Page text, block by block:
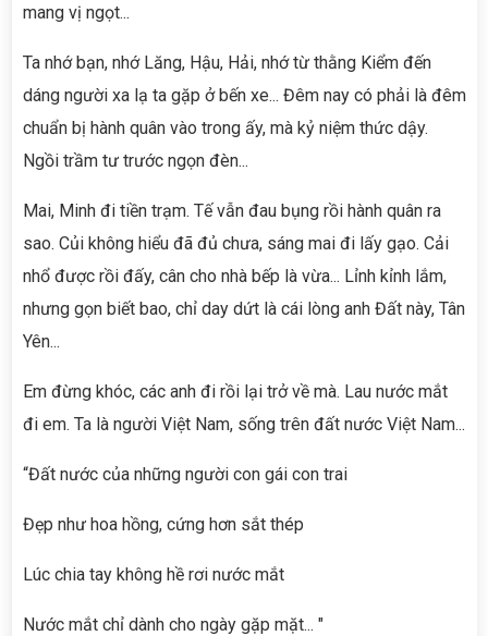
mang vị ngọt...
Ta nhớ bạn, nhớ Lăng, Hậu, Hải, nhớ từ thằng Kiểm đến
dáng người xa lạ ta gặp ở bến xe... Đêm nay có phải là đêm
chuẩn bị hành quân vào trong ấy, mà kỷ niệm thức dậy.
Ngồi trầm tư trước ngọn đèn...
Mai, Minh đi tiền trạm. Tế vẫn đau bụng rồi hành quân ra
sao. Củi không hiểu đã đủ chưa, sáng mai đi lấy gạo. Cải
nhổ được rồi đấy, cân cho nhà bếp là vừa... Lỉnh kỉnh lắm,
nhưng gọn biết bao, chỉ day dứt là cái lòng anh Đất này, Tân
Yên...
Em đừng khóc, các anh đi rồi lại trở về mà. Lau nước mắt
đi em. Ta là người Việt Nam, sống trên đất nước Việt Nam...
“Đất nước của những người con gái con trai
Đẹp như hoa hồng, cứng hơn sắt thép
Lúc chia tay không hề rơi nước mắt
Nước mắt chỉ dành cho ngày gặp mặt... "